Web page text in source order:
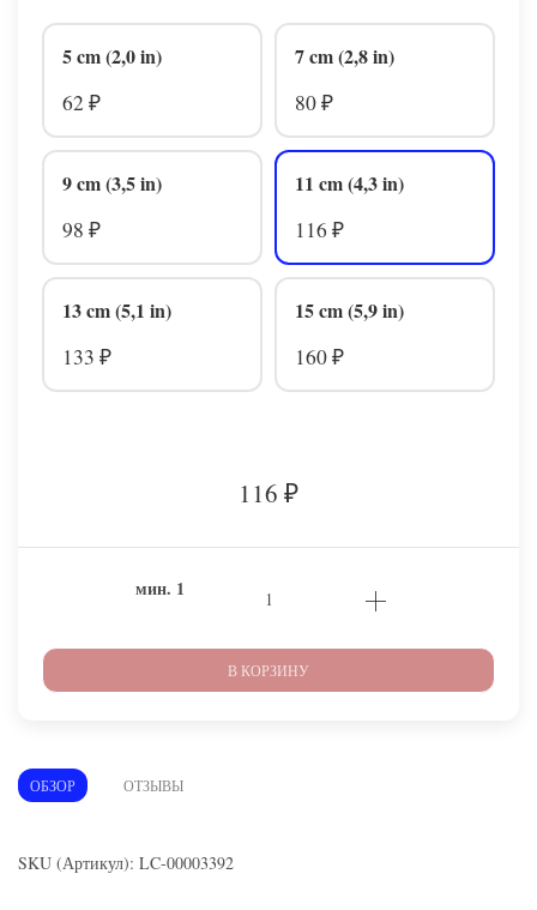
5 cm (2,0 in)
62 ₽
7 cm (2,8 in)
80 ₽
9 cm (3,5 in)
98 ₽
11 cm (4,3 in)
116 ₽
13 cm (5,1 in)
133 ₽
15 cm (5,9 in)
160 ₽
116 ₽
мин. 1
В КОРЗИНУ
ОБЗОР ОТЗЫВЫ
SKU (Артикул): LC-00003392